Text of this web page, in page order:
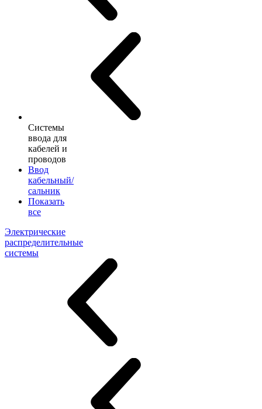
Системы
ввода для
кабелей и
проводов
Ввод
кабельный/
сальник
Показать
все
Электрические
распределительные
системы